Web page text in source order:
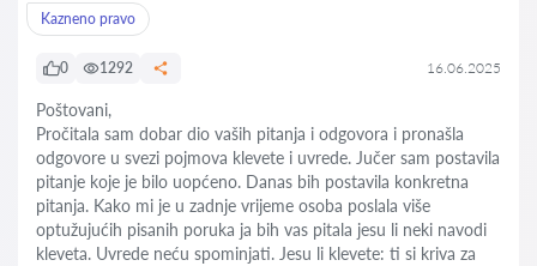
Kazneno pravo
0 1292 16.06.2025
Poštovani,
Pročitala sam dobar dio vaših pitanja i odgovora i pronašla
odgovore u svezi pojmova klevete i uvrede. Jučer sam postavila
pitanje koje je bilo uopćeno. Danas bih postavila konkretna
pitanja. Kako mi je u zadnje vrijeme osoba poslala više
optužujućih pisanih poruka ja bih vas pitala jesu li neki navodi
kleveta. Uvrede neću spominjati. Jesu li klevete: ti si kriva za